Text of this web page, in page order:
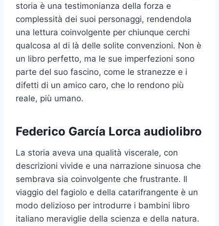
storia è una testimonianza della forza e
complessità dei suoi personaggi, rendendola
una lettura coinvolgente per chiunque cerchi
qualcosa al di là delle solite convenzioni. Non è
un libro perfetto, ma le sue imperfezioni sono
parte del suo fascino, come le stranezze e i
difetti di un amico caro, che lo rendono più
reale, più umano.
Federico García Lorca audiolibro
La storia aveva una qualità viscerale, con
descrizioni vivide e una narrazione sinuosa che
sembrava sia coinvolgente che frustrante. Il
viaggio del fagiolo e della catarifrangente è un
modo delizioso per introdurre i bambini libro
italiano meraviglie della scienza e della natura.